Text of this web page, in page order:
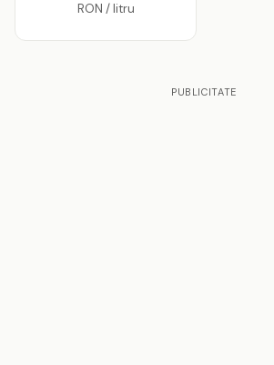
RON / litru
PUBLICITATE